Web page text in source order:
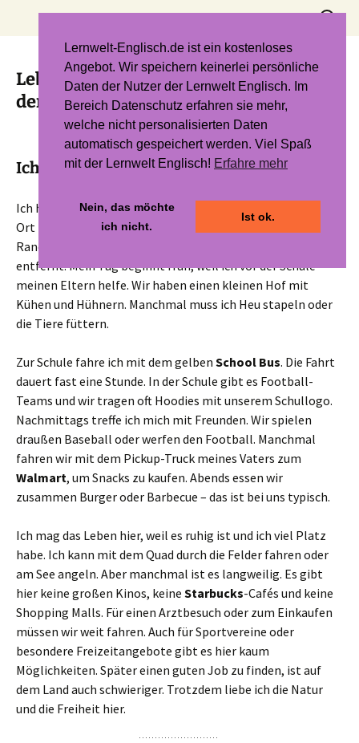
Suchen
Leben in den USA: Auf dem Land und in
der Stadt
Ich bin Jake und lebe auf dem Land
Ich heiße Jake, bin 15 Jahre alt und wohne in einem kleinen
Ort in Texas. Rundherum gibt es Felder, Wälder und
Ranches. Die nächste große Stadt ist über eine Stunde
entfernt. Mein Tag beginnt früh, weil ich vor der Schule
meinen Eltern helfe. Wir haben einen kleinen Hof mit
Kühen und Hühnern. Manchmal muss ich Heu stapeln oder
die Tiere füttern.
Zur Schule fahre ich mit dem gelben School Bus. Die Fahrt
dauert fast eine Stunde. In der Schule gibt es Football-
Teams und wir tragen oft Hoodies mit unserem Schullogo.
Nachmittags treffe ich mich mit Freunden. Wir spielen
draußen Baseball oder werfen den Football. Manchmal
fahren wir mit dem Pickup-Truck meines Vaters zum
Walmart, um Snacks zu kaufen. Abends essen wir
zusammen Burger oder Barbecue – das ist bei uns typisch.
Ich mag das Leben hier, weil es ruhig ist und ich viel Platz
habe. Ich kann mit dem Quad durch die Felder fahren oder
am See angeln. Aber manchmal ist es langweilig. Es gibt
hier keine großen Kinos, keine Starbucks-Cafés und keine
Shopping Malls. Für einen Arztbesuch oder zum Einkaufen
müssen wir weit fahren. Auch für Sportvereine oder
besondere Freizeitangebote gibt es hier kaum
Möglichkeiten. Später einen guten Job zu finden, ist auf
dem Land auch schwieriger. Trotzdem liebe ich die Natur
und die Freiheit hier.
Lernwelt-Englisch.de ist ein kostenloses
Angebot. Wir speichern keinerlei persönliche
Daten der Nutzer der Lernwelt Englisch. Im
Bereich Datenschutz erfahren sie mehr,
welche nicht personalisierten Daten
automatisch gespeichert werden. Viel Spaß
mit der Lernwelt Englisch! Erfahre mehr
Nein, das möchte
ich nicht.
Ist ok.